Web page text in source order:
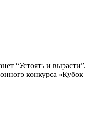
“Устоять и вырасти”.
конкурса «Кубок